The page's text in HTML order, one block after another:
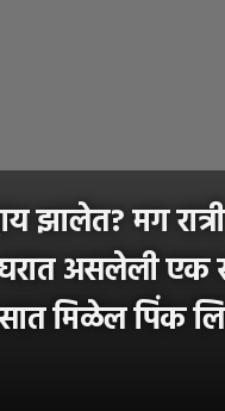
झालेत? मग रात्री
असलेली एक
मिळेल पिंक